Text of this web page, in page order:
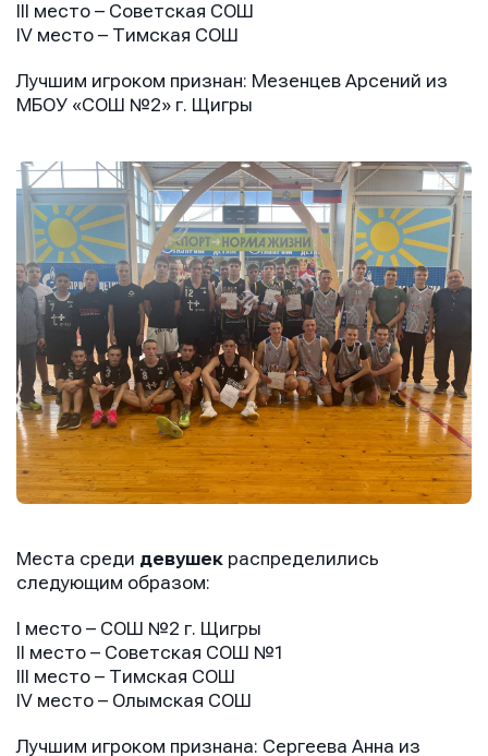
III место – Советская СОШ
IV место – Тимская СОШ
Лучшим игроком признан: Мезенцев Арсений из
МБОУ «СОШ №2» г. Щигры
Места среди девушек распределились
следующим образом:
I место – СОШ №2 г. Щигры
II место – Советская СОШ №1
III место – Тимская СОШ
IV место – Олымская СОШ
Лучшим игроком признана: Сергеева Анна из